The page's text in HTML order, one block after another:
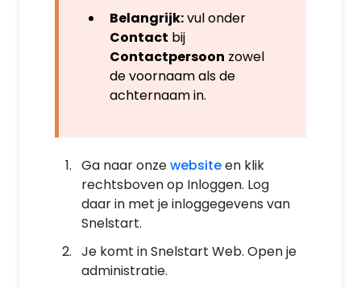
Belangrijk:vul onder
Contact bij
Contactpersoon zowel
de voornaam als de
achternaam in.
Ga naar onzewebsiteen klik
rechtsboven op Inloggen. Log
daar in met je inloggegevens van
Snelstart.
Je komt in Snelstart Web. Open je
administratie.